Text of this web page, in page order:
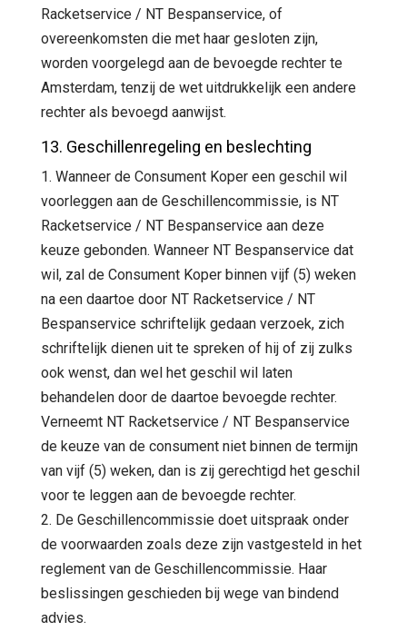
Racketservice / NT Bespanservice, of
overeenkomsten die met haar gesloten zijn,
worden voorgelegd aan de bevoegde rechter te
Amsterdam, tenzij de wet uitdrukkelijk een andere
rechter als bevoegd aanwijst.
13. Geschillenregeling en beslechting
1. Wanneer de Consument Koper een geschil wil
voorleggen aan de Geschillencommissie, is NT
Racketservice / NT Bespanservice aan deze
keuze gebonden. Wanneer NT Bespanservice dat
wil, zal de Consument Koper binnen vijf (5) weken
na een daartoe door NT Racketservice / NT
Bespanservice schriftelijk gedaan verzoek, zich
schriftelijk dienen uit te spreken of hij of zij zulks
ook wenst, dan wel het geschil wil laten
behandelen door de daartoe bevoegde rechter.
Verneemt NT Racketservice / NT Bespanservice
de keuze van de consument niet binnen de termijn
van vijf (5) weken, dan is zij gerechtigd het geschil
voor te leggen aan de bevoegde rechter.
2. De Geschillencommissie doet uitspraak onder
de voorwaarden zoals deze zijn vastgesteld in het
reglement van de Geschillencommissie. Haar
beslissingen geschieden bij wege van bindend
advies.